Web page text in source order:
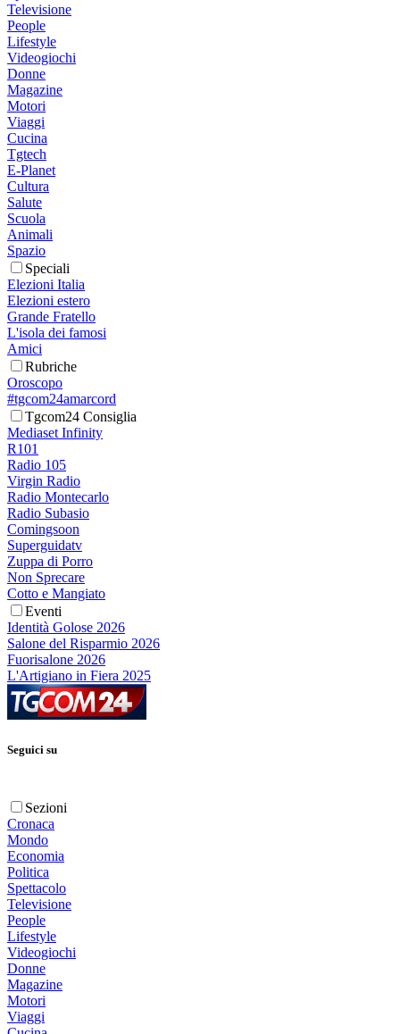
Televisione
People
Lifestyle
Videogiochi
Donne
Magazine
Motori
Viaggi
Cucina
Tgtech
E-Planet
Cultura
Salute
Scuola
Animali
Spazio
Speciali
Elezioni Italia
Elezioni estero
Grande Fratello
L'isola dei famosi
Amici
Rubriche
Oroscopo
#tgcom24amarcord
Tgcom24 Consiglia
Mediaset Infinity
R101
Radio 105
Virgin Radio
Radio Montecarlo
Radio Subasio
Comingsoon
Superguidatv
Zuppa di Porro
Non Sprecare
Cotto e Mangiato
Eventi
Identità Golose 2026
Salone del Risparmio 2026
Fuorisalone 2026
L'Artigiano in Fiera 2025
Seguici su
Sezioni
Cronaca
Mondo
Economia
Politica
Spettacolo
Televisione
People
Lifestyle
Videogiochi
Donne
Magazine
Motori
Viaggi